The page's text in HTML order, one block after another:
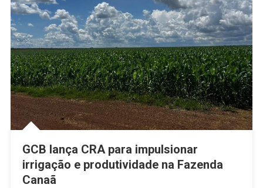
GCB lança CRA para impulsionar
irrigação e produtividade na Fazenda
Canaã